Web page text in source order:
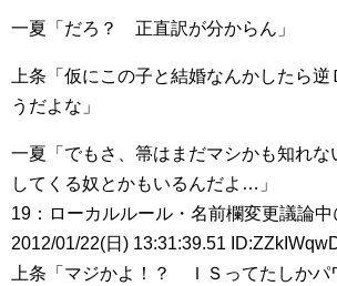
一夏「だろ？ 正直訳が分からん」
上条「仮にこの子と結婚なんかしたら
うだよな」
一夏「でもさ、箒はまだマシかも知れ
してくる奴とかもいるんだよ…」
19：ローカルルール・名前欄変更議論中
2012/01/22(日) 13:31:39.51
上条「マジかよ！？ ＩＳってたしかパ